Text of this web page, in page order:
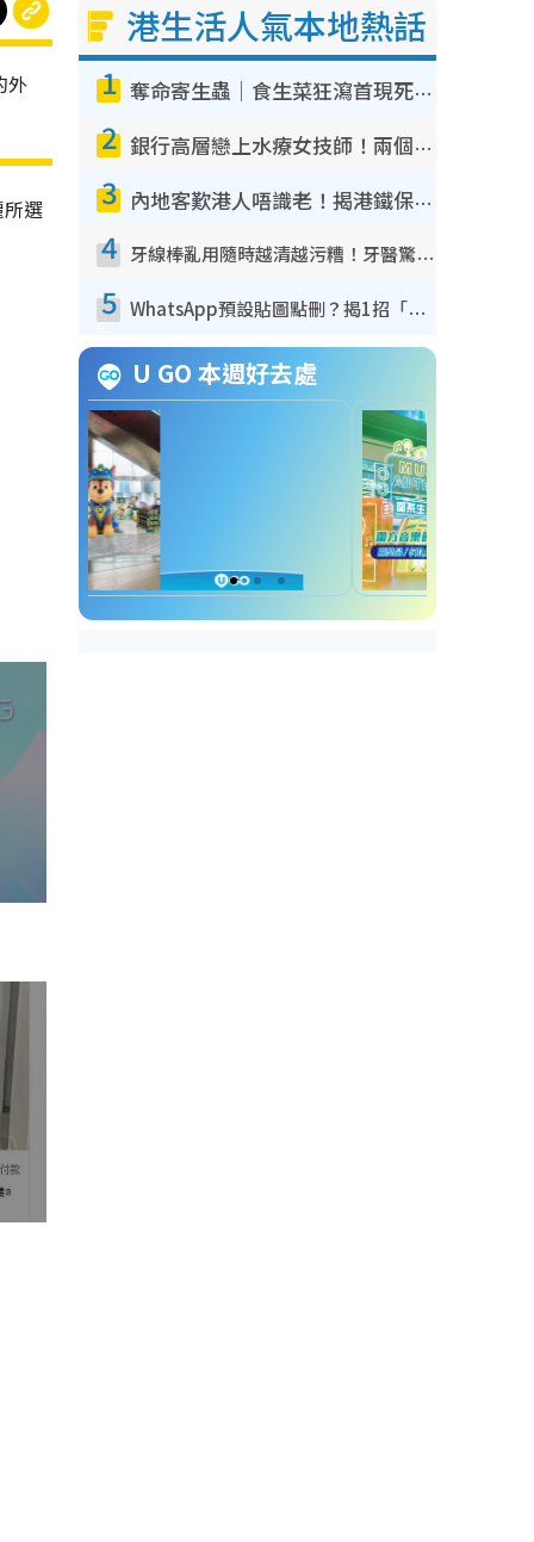
外
選
港生活人氣本地熱話
1 奪命寄生蟲｜食生菜狂瀉首現死者！疫潮惡化錄1.8萬宗病例 揭洗菜3大謬誤
2 銀行高層戀上水療女技師！兩個月借128萬驚覺「沉船」沉落火海 揭背後疑似邪教操控賣淫
3 內地客歎港人唔識老！揭港鐵保鮮級冷氣 港人求放過：咪投訴
4 牙線棒亂用隨時越清越污糟！牙醫驚揭盲目過戶細菌恐致蛀牙：呢種先係日常真保養
5 WhatsApp預設貼圖點刪？揭1招「反向操作」還原簡潔介面 附3步實測教學
U GO 本週好去處